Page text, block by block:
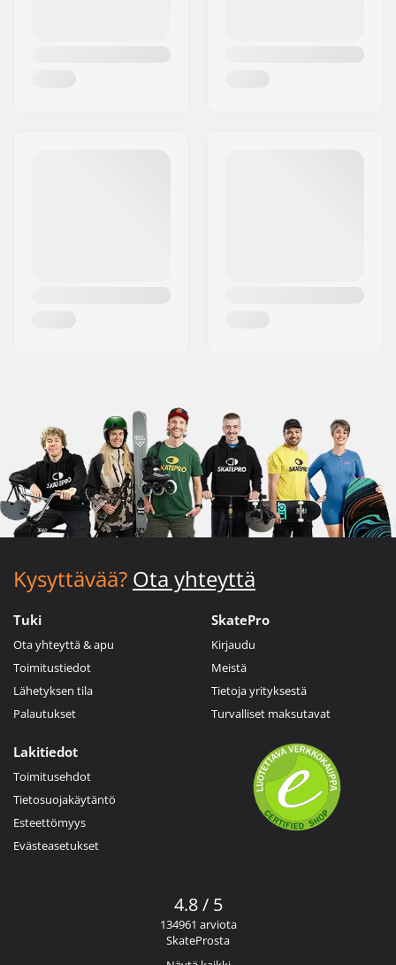
Kysyttävää? Ota yhteyttä
Tuki
Ota yhteyttä & apu
Toimitustiedot
Lähetyksen tila
Palautukset
SkatePro
Kirjaudu
Meistä
Tietoja yrityksestä
Turvalliset maksutavat
Lakitiedot
Toimitusehdot
Tietosuojakäytäntö
Esteettömyys
Evästeasetukset
4.8 / 5
134961 arviota
SkateProsta